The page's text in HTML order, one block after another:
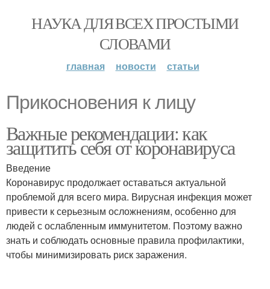
НАУКА ДЛЯ ВСЕХ ПРОСТЫМИ
СЛОВАМИ
главная новости статьи
Прикосновения к лицу
Важные рекомендации: как
защитить себя от коронавируса
Введение
Коронавирус продолжает оставаться актуальной
проблемой для всего мира. Вирусная инфекция может
привести к серьезным осложнениям, особенно для
людей с ослабленным иммунитетом. Поэтому важно
знать и соблюдать основные правила профилактики,
чтобы минимизировать риск заражения.